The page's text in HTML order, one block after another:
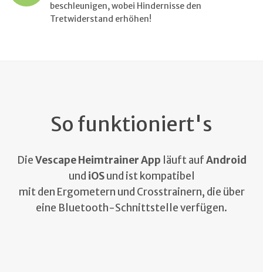
beschleunigen, wobei Hindernisse den
Tretwiderstand erhöhen!
So funktioniert's
DieVescape Heimtrainer App läuft aufAndroid
und iOSund ist kompatibel
mit den Ergometern und Crosstrainern, die über
eine Bluetooth-Schnittstelle verfügen.